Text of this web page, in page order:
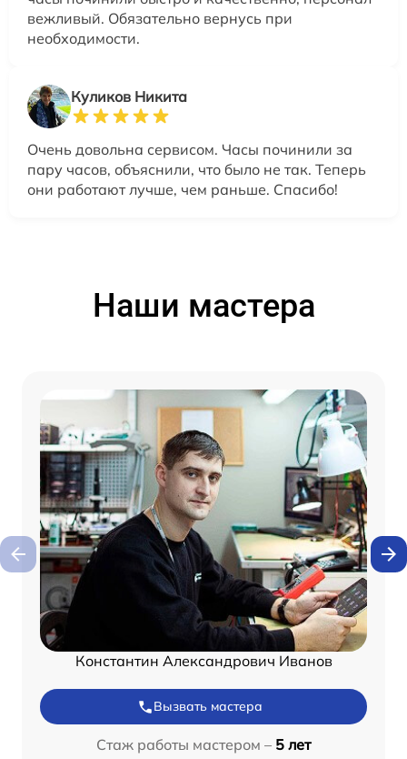
вежливый. Обязательно вернусь при
необходимости.
Куликов Никита
Очень довольна сервисом. Часы починили за
пару часов, объяснили, что было не так. Теперь
они работают лучше, чем раньше. Спасибо!
Наши мастера
Константин Александрович Иванов
Вызвать мастера
Стаж работы мастером – 5 лет